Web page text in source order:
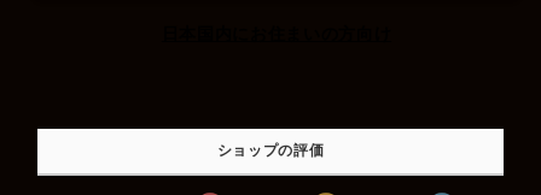
ショップの評価